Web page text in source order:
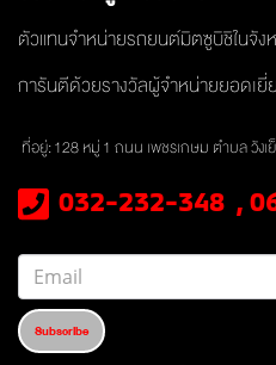
ตัวแทนจำหน่ายรถยนต์มิตซูบิชิในจัง
การันตีด้วยรางวัลผู้จำหน่ายยอดเ
ที่อยู่: 128 หมู่1 ถนน เพชรเกษม ตำบล วังเ
032-232-348 ,
Subscribe